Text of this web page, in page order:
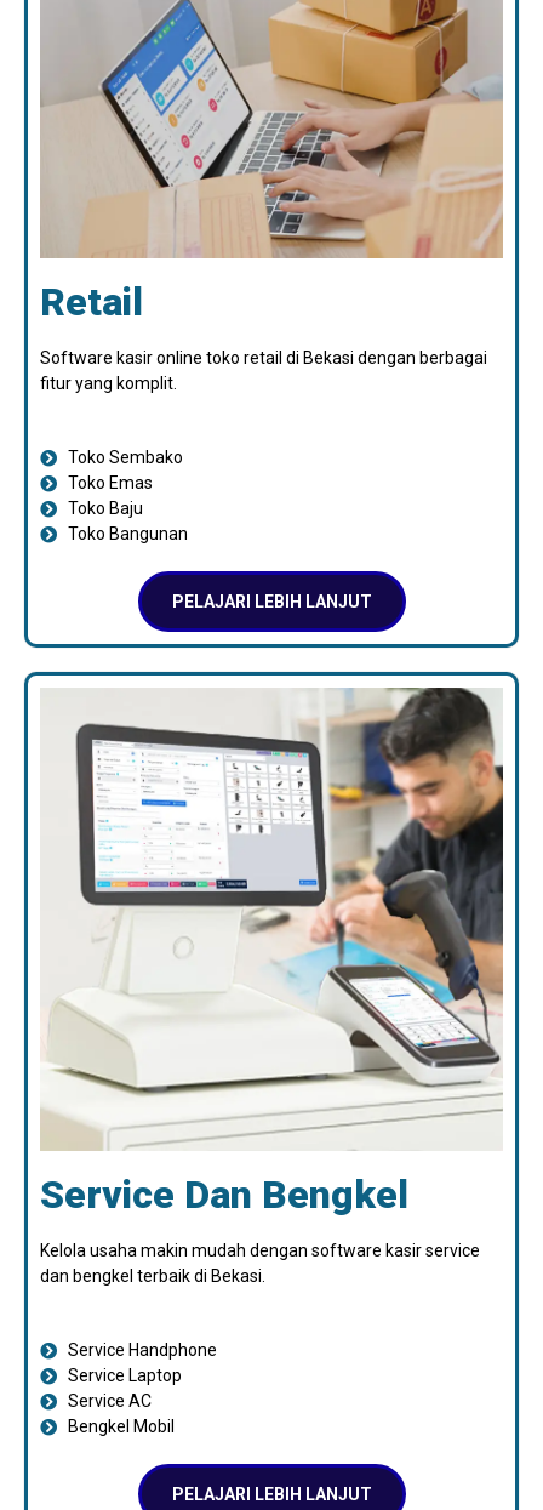
Retail
Software kasir online toko retail di Bekasi dengan berbagai
fitur yang komplit.
Toko Sembako
Toko Emas
Toko Baju
Toko Bangunan
PELAJARI LEBIH LANJUT
Service Dan Bengkel
Kelola usaha makin mudah dengan software kasir service
dan bengkel terbaik di Bekasi.
Service Handphone
Service Laptop
Service AC
Bengkel Mobil
PELAJARI LEBIH LANJUT